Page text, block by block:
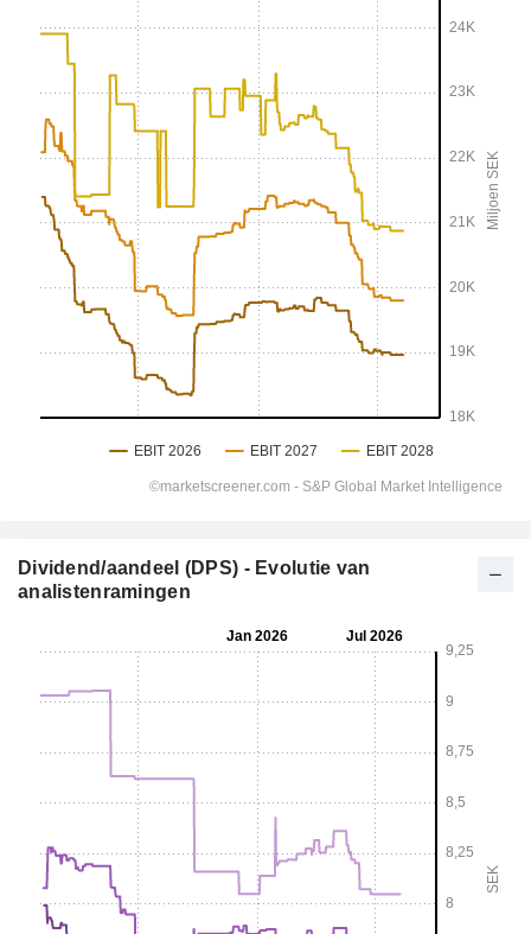
Dividend/aandeel (DPS) - Evolutie van
analistenramingen